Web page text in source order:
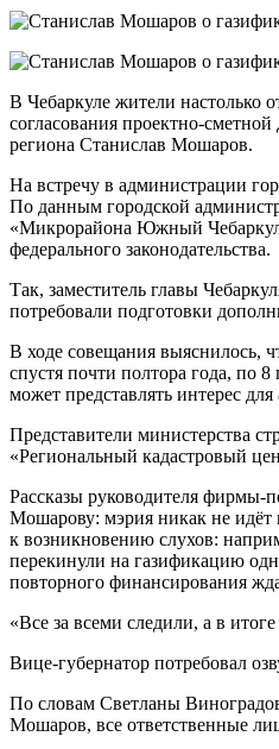
В Чебаркуле жители настолько
согласования проектно-
региона Станислав Мошаров.
На встречу в администрации
По данным городской
«Микрорайона Южный
федерального законодательства.
Так, заместитель главы
потребовали подготовки
В ходе совещания выяснилось,
спустя почти полтора года, по
может представлять интерес для
Представители министерства
«Региональный кадастровый
Рассказы руководителя фирмы-
Мошарову: мэрия никак не идёт
к возникновению слухов:
перекинули на газификацию
повторного финансирования
«Все за всеми следили, а в
Вице-губернатор потребовал
По словам Светланы
Мошаров, все ответственные